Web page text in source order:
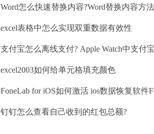
Word怎么快速替换内容?Word替换内容方
excel表格中怎么实现双重数据有效性
支付宝怎么离线支付? Apple Watch中支付宝离线支付
excel2003如何给单元格填充颜色
FoneLab for iOS如何激活 ios数据恢复软件FoneLab for iOS安装
钉钉怎么查看自己收到的红包总额?